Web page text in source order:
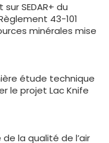
SEDAR+ du
43-101
minérales mise
étude technique
le projet Lac Knife
la qualité de l’air